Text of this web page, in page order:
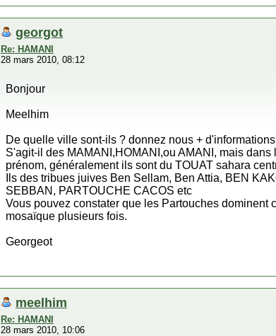
georgot
Re: HAMANI
28 mars 2010, 08:12
Bonjour
Meelhim
De quelle ville sont-ils ? donnez nous + d'informations
S'agit-il des MAMANI,HOMANI,ou AMANI, mais
prénom, généralement ils sont du TOUAT sahara
Ils des tribues juives Ben Sellam, Ben Attia, BEN
SEBBAN, PARTOUCHE CACOS etc
Vous pouvez constater que les Partouches
mosaïque plusieurs fois.
Georgeot
meelhim
Re: HAMANI
28 mars 2010, 10:06